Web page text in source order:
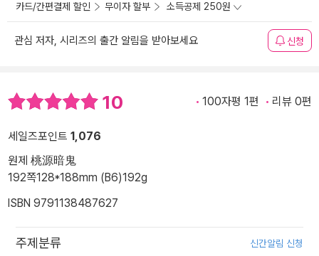
카드/간편결제 할인 무이자 할부 소득공제 250원
관심 저자, 시리즈의 출간 알림을 받아보세요 신청
10 100자평 1편 리뷰 0편
세일즈포인트 1,076
원제 桃源暗鬼
192쪽128*188mm (B6)192g
ISBN 9791138487627
주제분류 신간알림 신청